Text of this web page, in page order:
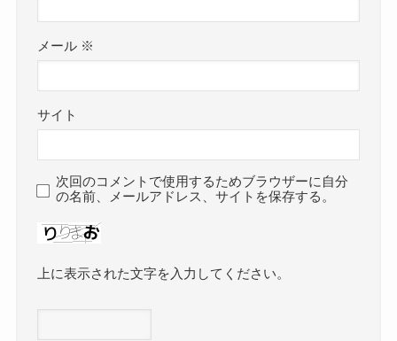
メール ※
サイト
次回のコメントで使用するためブラウザーに自分
の名前、メールアドレス、サイトを保存する。
上に表示された文字を入力してください。